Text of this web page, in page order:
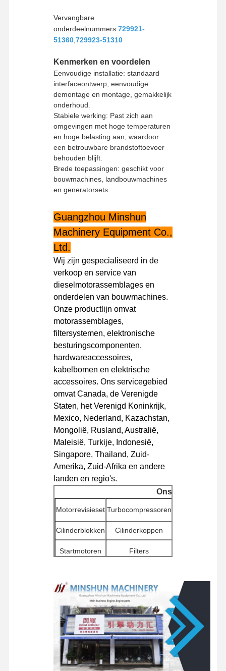
Thuis Producten
Fabriekstour Kwaliteitscont
Contact Met
Ons Op
Gevallen
Yanmar Motor
Kubota-motor
Motor van de Isuzu
Cummins -motor
dieselmotor
MITSUBISHI-Motor
Graafmotor
de uitrusting van de motorverbouwing
Injectiepomp
Overige motoronderdelen
Elektronisch Controlesysteem
elektrische onderdelen van motoren
Motorbrandstofsysteem
Graafmachine hydraulische onderdelen
Vervangbare
onderdeelnummers:729921-
51360, 729923-51310
Kenmerken en voordelen
Eenvoudige installatie: standaard
interfaceontwerp, eenvoudige
demontage en montage, gemakkelijk
onderhoud.
Stabiele werking: Past zich aan
omgevingen met hoge temperaturen
en hoge belasting aan, waardoor
een betrouwbare brandstoftoevoer
behouden blijft.
Brede toepassingen: geschikt voor
bouwmachines, landbouwmachines
en generatorsets.
Guangzhou Minshun
Machinery Equipment Co.,
Ltd.
Wij zijn gespecialiseerd in de
verkoop en service van
dieselmotorassemblages en
onderdelen van bouwmachines.
Onze productlijn omvat
motorassemblages,
filtersystemen, elektronische
besturingscomponenten,
hardwareaccessoires,
kabelbomen en elektrische
accessoires. Ons servicegebied
omvat Canada, de Verenigde
Staten, het Verenigd Koninkrijk,
Mexico, Nederland, Kazachstan,
Mongolië, Rusland, Australië,
Maleisië, Turkije, Indonesië,
Singapore, Thailand, Zuid-
Amerika, Zuid-Afrika en andere
landen en regio's.
Ons assortiment
Motorrevisieset Turbocompressoren
Cilinderblokken Cilinderkoppen
Startmotoren Filters
componenten